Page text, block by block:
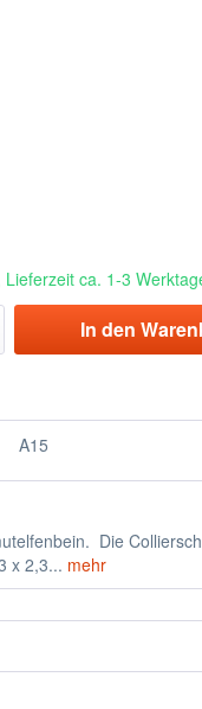
ca. 1-3
In den
A15
Die
x 2,3... mehr